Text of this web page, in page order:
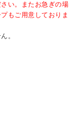
い。またお急ぎの場
もご用意しておりま
。